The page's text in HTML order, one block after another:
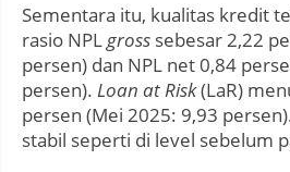
Sementara itu, kualitas kredit
rasio NPL gross sebesar 2,22
persen) dan NPL net 0,84
persen). Loan at Risk(LaR)
persen (Mei 2025: 9,93
stabil seperti di level sebelum